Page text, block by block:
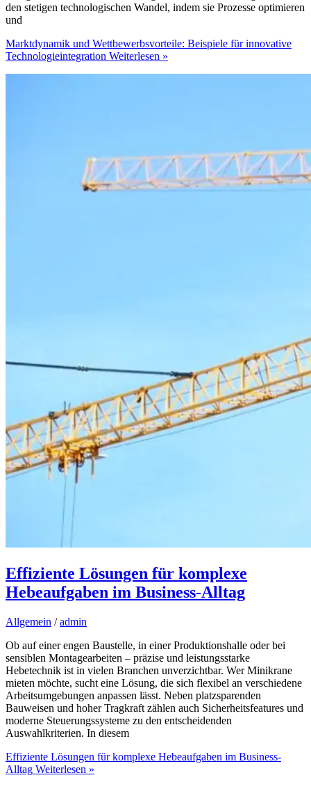
den stetigen technologischen Wandel, indem sie Prozesse optimieren
und
Marktdynamik und Wettbewerbsvorteile: Beispiele für innovative
Technologieintegration Weiterlesen »
Effiziente Lösungen für komplexe
Hebeaufgaben im Business-Alltag
Allgemein /admin
Ob auf einer engen Baustelle, in einer Produktionshalle oder bei
sensiblen Montagearbeiten – präzise und leistungsstarke
Hebetechnik ist in vielen Branchen unverzichtbar. Wer Minikrane
mieten möchte, sucht eine Lösung, die sich flexibel an verschiedene
Arbeitsumgebungen anpassen lässt. Neben platzsparenden
Bauweisen und hoher Tragkraft zählen auch Sicherheitsfeatures und
moderne Steuerungssysteme zu den entscheidenden
Auswahlkriterien. In diesem
Effiziente Lösungen für komplexe Hebeaufgaben im Business-
Alltag Weiterlesen »